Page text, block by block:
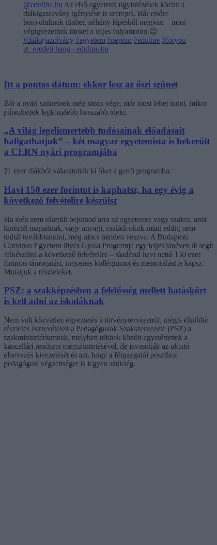
@eduline.hu Az első egyetemi ügyintézések között a
diákigazolvány igénylése is szerepel. Bár elsőre
bonyolultnak tűnhet, néhány lépésből megvan – most
végigvezetünk titeket a teljes folyamaton.😉
#diákigazolvány #egyetem #neptun #eduline #foryou
♬ eredeti hang - eduline.hu
Itt a pontos dátum: ekkor lesz az őszi szünet
Bár a nyári szünetnek még nincs vége, már most lehet tudni, mikor
pihenhettek legközelebb hosszabb ideig.
„A világ legelismertebb tudósainak előadásait
hallgathatjuk” – két magyar egyetemista is bekerült
a CERN nyári programjába
21 ezer diákból választották ki őket a genfi programba.
Havi 150 ezer forintot is kaphatsz, ha egy évig a
következő felvételire készülsz
Ha idén nem sikerült bejutnod arra az egyetemre vagy szakra, amit
kinéztél magadnak, vagy anyagi, családi okok miatt eddig nem
tudtál továbbtanulni, még nincs minden veszve. A Budapesti
Corvinus Egyetem Illyés Gyula Programja egy teljes tanéven át segít
felkészülni a következő felvételire – ráadásul havi nettó 150 ezer
forintos támogatást, ingyenes kollégiumot és mentorálást is kapsz.
Mutatjuk a részleteket.
PSZ: a szakképzésben a felelősség mellett hatáskört
is kell adni az iskoláknak
Nem volt közvetlen egyeztetés a törvénytervezetről, mégis elküldte
részletes észrevételeit a Pedagógusok Szakszervezete (PSZ) a
szakminisztériumnak, melyben többek között egyetértettek a
kancellári rendszer megszüntetésével, de javasolják az oktató
elnevezés kivezetését és azt, hogy a főigazgatói poszthoz
pedagógusi végzettségre is legyen szükség.